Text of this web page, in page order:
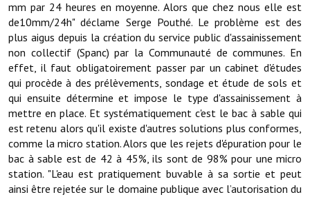
Communauté de communes
Autres groupements
Les réseaux partenaires
L'association des maires
L'office de tourisme
Le conseil départemental
VILLE PRATIQUE
mm par 24 heures en moyenne. Alors que chez nous elle est
de10mm/24h" déclame Serge Pouthé. Le problème est des
plus aigus depuis la création du service public d'assainissement
non collectif (Spanc) par la Communauté de communes. En
effet, il faut obligatoirement passer par un cabinet d'études
qui procède à des prélèvements, sondage et étude de sols et
qui ensuite détermine et impose le type d'assainissement à
mettre en place. Et systématiquement c'est le bac à sable qui
est retenu alors qu'il existe d'autres solutions plus conformes,
comme la micro station. Alors que les rejets d'épuration pour le
bac à sable est de 42 à 45%, ils sont de 98% pour une micro
station. "L'eau est pratiquement buvable à sa sortie et peut
ainsi être rejetée sur le domaine publique avec l’autorisation du